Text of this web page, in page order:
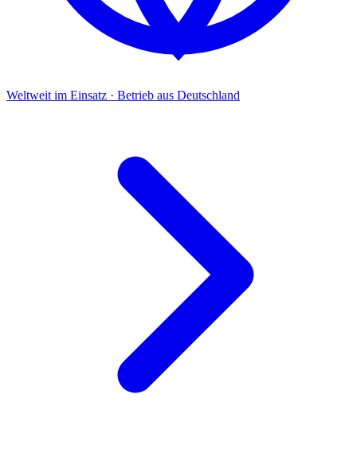
Weltweit im Einsatz · Betrieb aus Deutschland